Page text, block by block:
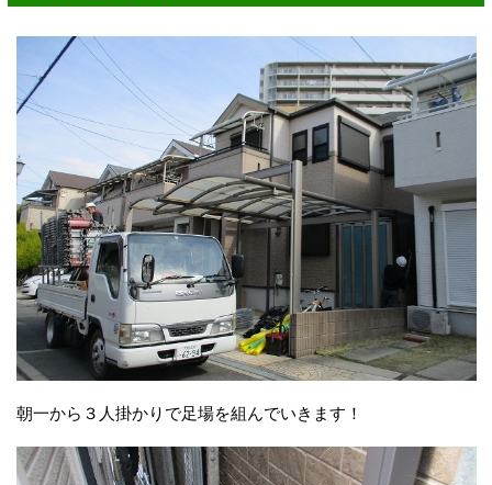
朝一から３人掛かりで足場を組んでいきます！